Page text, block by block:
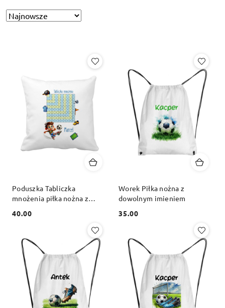
Zastosowano
Sortuj
Poduszka Tabliczka
mnożenia piłka nożna z
Cena:
40.00
Worek Piłka nożna z
dowolnym imieniem
Cena:
35.00